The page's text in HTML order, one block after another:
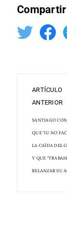
Compartir
ARTÍCULO
ANTERIOR
SANTIAGO
QUE "IU NO
LA CAÍDA DEL
Y QUE
RELANZAR SU